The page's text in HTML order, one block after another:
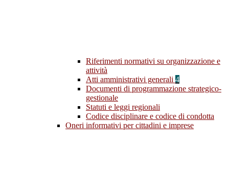
Riferimenti normativi su organizzazione e
attività
Atti amministrativi generali 4
Documenti di programmazione strategico-
gestionale
Statuti e leggi regionali
Codice disciplinare e codice di condotta
Oneri informativi per cittadini e imprese